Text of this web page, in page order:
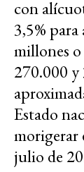
con
3,5%
millones o
270.000 y
Estado
morigerar
julio de